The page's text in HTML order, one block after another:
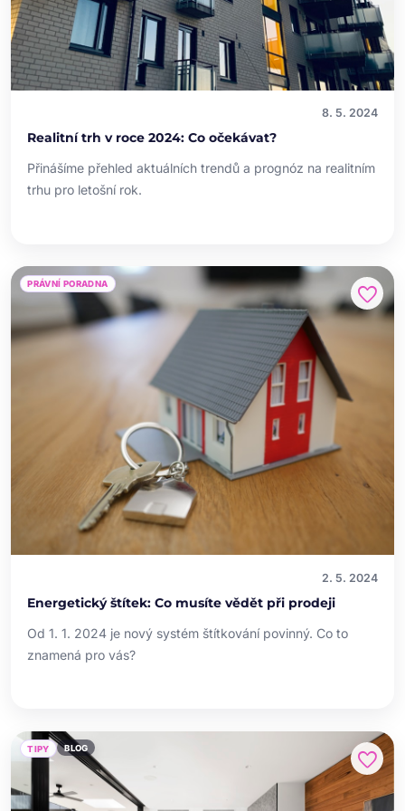
8. 5. 2024
Realitní trh v roce 2024: Co očekávat?
Přinášíme přehled aktuálních trendů a prognóz na realitním
trhu pro letošní rok.
PRÁVNÍ PORADNA favorite
2. 5. 2024
Energetický štítek: Co musíte vědět při prodeji
Od 1. 1. 2024 je nový systém štítkování povinný. Co to
znamená pro vás?
TIPY BLOG favorite